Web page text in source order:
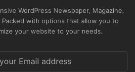
WordPress Newspaper, Magazine,
Packed with options that allow you to
your website to your needs.